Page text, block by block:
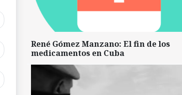
René Gómez Manzano: El fin de los
medicamentos en Cuba